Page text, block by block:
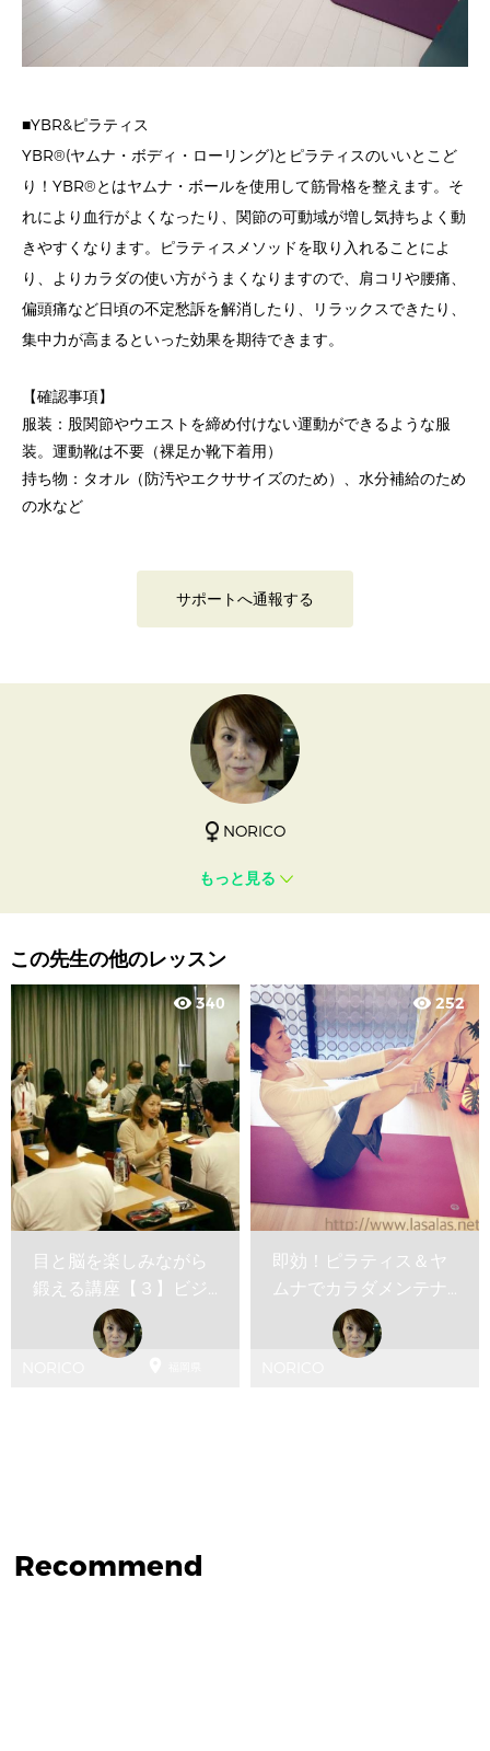
■YBR&ピラティス
YBR®(ヤムナ・ボディ・ローリング)とピラティスのいいとこど
り！YBR®とはヤムナ・ボールを使用して筋骨格を整えます。そ
れにより血行がよくなったり、関節の可動域が増し気持ちよく動
きやすくなります。ピラティスメソッドを取り入れることによ
り、よりカラダの使い方がうまくなりますので、肩コリや腰痛、
偏頭痛など日頃の不定愁訴を解消したり、リラックスできたり、
集中力が高まるといった効果を期待できます。
【確認事項】
服装：股関節やウエストを締め付けない運動ができるような服
装。運動靴は不要（裸足か靴下着用）
持ち物：タオル（防汚やエクササイズのため）、水分補給のため
の水など
サポートへ通報する
NORICO
もっと見る
この先生の他のレッスン
visibility 340
目と脳を楽しみながら
鍛える講座【３】ビジ
ョントレーニング
visibility 252
即効！ピラティス＆ヤ
ムナでカラダメンテナ
ンス！！
Recommend